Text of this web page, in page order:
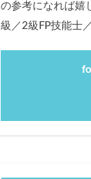
の参考になれば嬉
級／2級FP技能士